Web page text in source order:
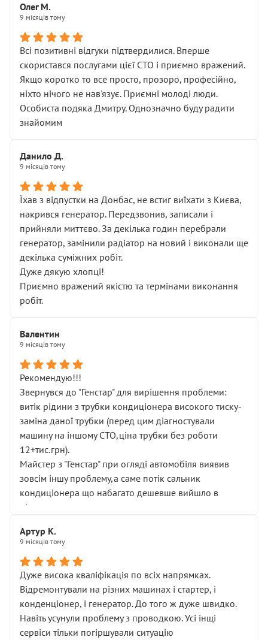
Олег М.
9 місяців тому
Всі позитивні відгуки підтвердилися. Вперше
скористався послугами цієї СТО і приємно вражений.
Якщо коротко то все просто, прозоро, професійно,
ніхто нічого не нав'язує. Приємні молоді люди.
Особиста подяка Дмитру. Однозначно буду радити
знайомим
Данило Д.
9 місяців тому
Їхав з відпустки на Донбас, не встиг виїхати з Києва,
накрився генератор. Передзвонив, записали і
прийняли миттєво. За декілька годин перебрали
генератор, замінили радіатор на новий і виконали ще
декілька суміжних робіт.
Дуже дякую хлопці!
Приємно вражений якістю та термінами виконання
робіт.
Валентин
9 місяців тому
Рекомендую!!!
Звернувся до "Генстар" для вирішення проблеми:
витік рідини з трубки кондиціонера високого тиску-
заміна даної трубки (перед цим діагностували
машину на іншому СТО,ціна трубки без роботи
12+тис.грн).
Майстер з "Генстар" при огляді автомобіля виявив
зовсім іншу проблему,а саме потік сальник
кондиціонера що набагато дешевше вийшло в
підсумку.
Артур К.
9 місяців тому
Дуже висока кваліфікація по всіх напрямках.
Відремонтували на різних машинах і стартер, і
конденціонер, і генератор. До того ж дуже швидко.
Навіть усунули проблему з проводкою. Усі інщі
сервіси тільки погіршували ситуацію